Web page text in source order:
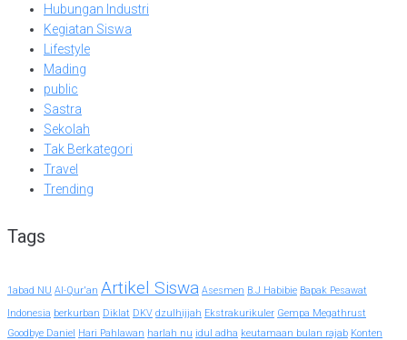
Hubungan Industri
Kegiatan Siswa
Lifestyle
Mading
public
Sastra
Sekolah
Tak Berkategori
Travel
Trending
Tags
1abad NU Al-Qur'an Artikel Siswa Asesmen B.J Habibie Bapak Pesawat
Indonesia berkurban Diklat DKV dzulhijjah Ekstrakurikuler Gempa Megathrust
Goodbye Daniel Hari Pahlawan harlah nu idul adha keutamaan bulan rajab Konten